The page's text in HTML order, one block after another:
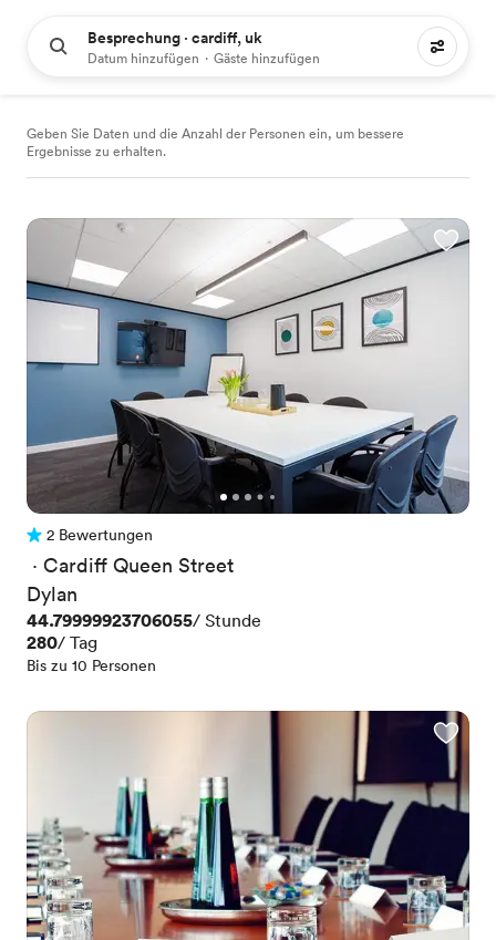
Besprechung · cardiff, uk
Datum hinzufügen · Gäste hinzufügen
106 Treffpunkte mieten
Geben Sie Daten und die Anzahl der Personen ein, um bessere
Ergebnisse zu erhalten.
2 Bewertungen
2 Bewertungen
· Cardiff Queen Street
Dylan
Preis
44.79999923706055/ Stunde
Preis
280/ Tag
Bis zu 10 Personen